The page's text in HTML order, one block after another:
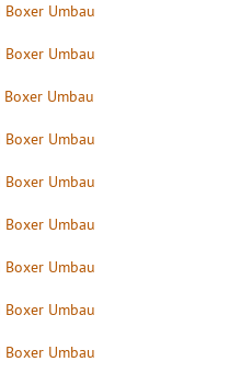
Boxer Umbau
Boxer Umbau
Boxer Umbau
Boxer Umbau
Boxer Umbau
Boxer Umbau
Boxer Umbau
Boxer Umbau
Boxer Umbau